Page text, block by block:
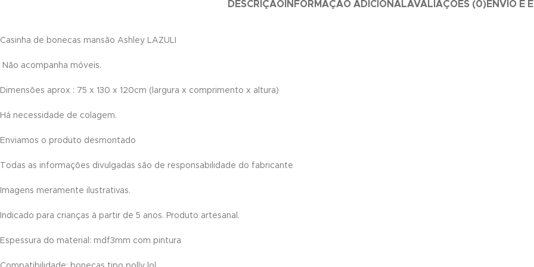
DESCRIÇÃOINFORMAÇÃO ADICIONALAVALIAÇÕES (0)ENVIO E
Casinha de bonecas mansão Ashley LAZULI
Não acompanha móveis.
Dimensões aprox : 75 x 130 x 120cm (largura x comprimento x altura)
Há necessidade de colagem.
Enviamos o produto desmontado
Todas as informações divulgadas são de responsabilidade do fabricante
Imagens meramente ilustrativas.
Indicado para crianças à partir de 5 anos. Produto artesanal.
Espessura do material: mdf3mm com pintura